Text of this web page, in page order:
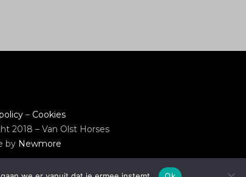
– Cookies
2018 – Van Olst Horses
by Newmore